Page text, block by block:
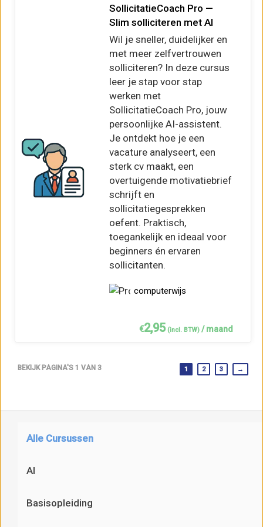
SollicitatieCoach Pro —
Slim solliciteren met AI
Wil je sneller, duidelijker en
met meer zelfvertrouwen
solliciteren? In deze cursus
leer je stap voor stap
werken met
SollicitatieCoach Pro, jouw
persoonlijke AI-assistent.
Je ontdekt hoe je een
vacature analyseert, een
sterk cv maakt, een
overtuigende motivatiebrief
schrijft en
sollicitatiegesprekken
oefent. Praktisch,
toegankelijk en ideaal voor
beginners én ervaren
sollicitanten.
computerwijs
€2,95 (incl. BTW) / maand
BEKIJK PAGINA'S 1 VAN 3 1 2 3 →
Alle Cursussen
AI
Basisopleiding